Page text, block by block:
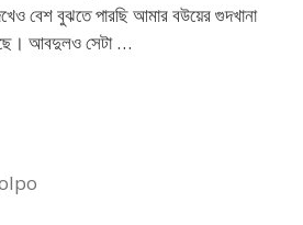
বেশ বুঝতে পারছি আমার বউয়ের গুদখানা
আবদুলও সেটা …